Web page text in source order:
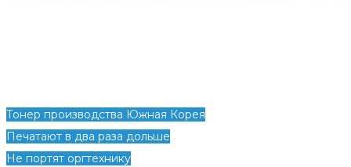
Тонер производства Южная Корея
Печатают в два раза дольше
Не портят оргтехнику